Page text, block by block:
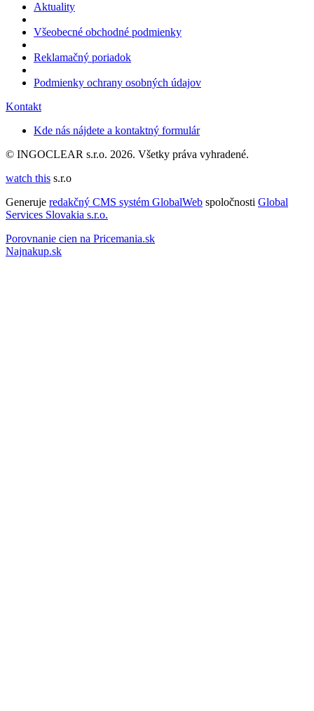
Aktuality
Všeobecné obchodné podmienky
Reklamačný poriadok
Podmienky ochrany osobných údajov
Kontakt
Kde nás nájdete a kontaktný formulár
© INGOCLEAR s.r.o. 2026. Všetky práva vyhradené.
watch this s.r.o
Generuje redakčný CMS systém GlobalWeb spoločnosti Global
Services Slovakia s.r.o.
Porovnanie cien na Pricemania.sk
Najnakup.sk